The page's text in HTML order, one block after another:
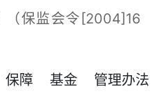
（保监会令[2004]16
保障 基金
管理办法